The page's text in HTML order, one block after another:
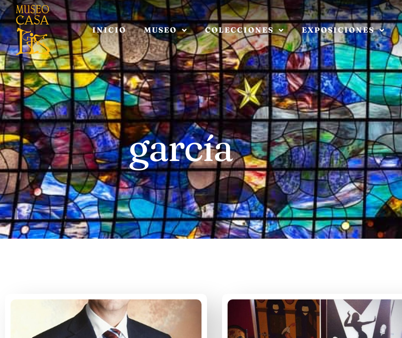
INICIO MUSEO COLECCIONES EXPOSICIONES
garcía